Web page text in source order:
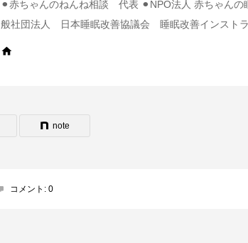
⚫︎赤ちゃんのねんね相談 代表 ⚫︎NPO法人 赤ちゃんの
般社団法人 日本睡眠改善協議会 睡眠改善インスト
note
コメント: 0